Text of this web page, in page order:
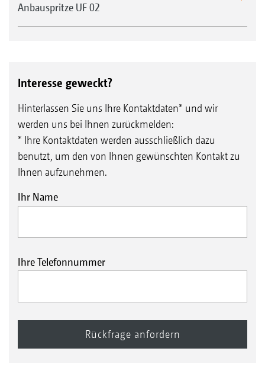
Anbauspritze UF 02
Interesse geweckt?
Hinterlassen Sie uns Ihre Kontaktdaten* und wir
werden uns bei Ihnen zurückmelden:
* Ihre Kontaktdaten werden ausschließlich dazu
benutzt, um den von Ihnen gewünschten Kontakt zu
Ihnen aufzunehmen.
Ihr Name
Ihre Telefonnummer